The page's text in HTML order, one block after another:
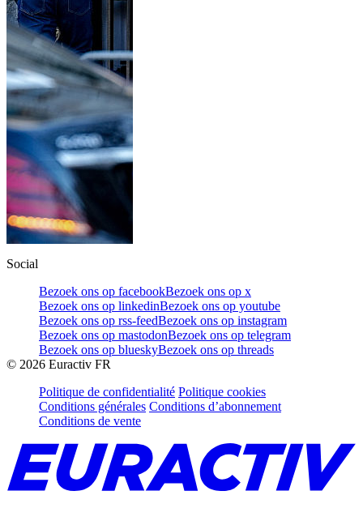
Social
Bezoek ons op facebookBezoek ons op x
Bezoek ons op linkedinBezoek ons op youtube
Bezoek ons op rss-feedBezoek ons op instagram
Bezoek ons op mastodonBezoek ons op telegram
Bezoek ons op blueskyBezoek ons op threads
© 2026 Euractiv FR
Politique de confidentialité Politique cookies
Conditions générales Conditions d’abonnement
Conditions de vente